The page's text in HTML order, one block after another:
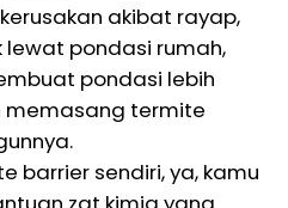
akibat rayap,
pondasi rumah,
pondasi lebih
termite
barrier sendiri, ya, kamu